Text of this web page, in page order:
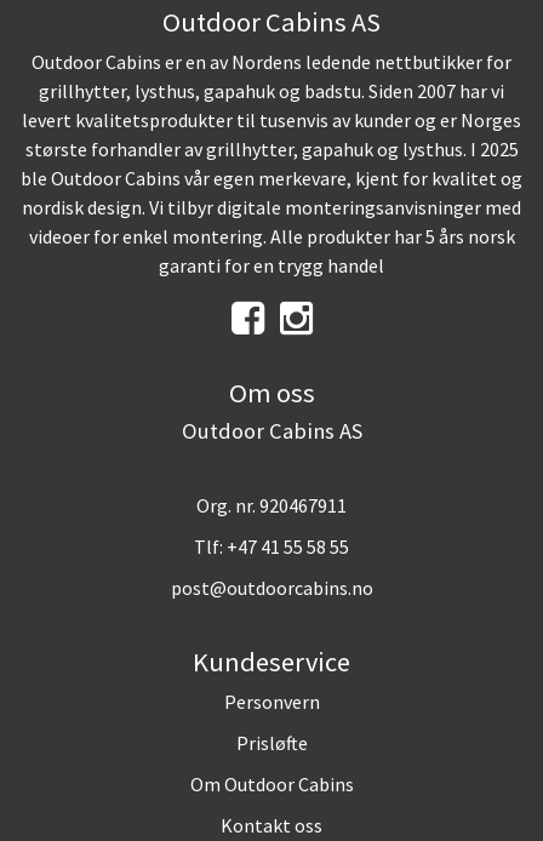
Outdoor Cabins AS
Outdoor Cabins er en av Nordens ledende nettbutikker for
grillhytter, lysthus, gapahuk og badstu. Siden 2007 har vi
levert kvalitetsprodukter til tusenvis av kunder og er Norges
største forhandler av grillhytter, gapahuk og lysthus. I 2025
ble Outdoor Cabins vår egen merkevare, kjent for kvalitet og
nordisk design. Vi tilbyr digitale monteringsanvisninger med
videoer for enkel montering. Alle produkter har 5 års norsk
garanti for en trygg handel
Om oss
Outdoor Cabins AS
Org. nr. 920467911
Tlf: +47 41 55 58 55
post@outdoorcabins.no
Kundeservice
Personvern
Prisløfte
Om Outdoor Cabins
Kontakt oss